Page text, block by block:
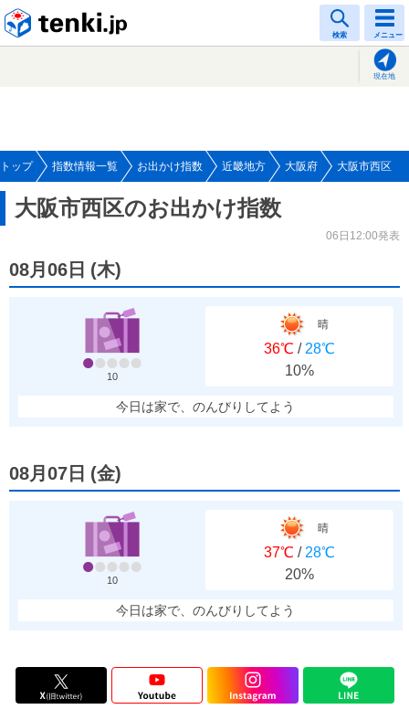
検索 メニュー
現在地
トップ 指数情報一覧 お出かけ指数 近畿地方 大阪府 大阪市西区
大阪市西区のお出かけ指数
06日12:00発表
08月06日 (木)
10
晴
36℃ / 28℃
10%
今日は家で、のんびりしてよう
08月07日 (金)
10
晴
37℃ / 28℃
20%
今日は家で、のんびりしてよう